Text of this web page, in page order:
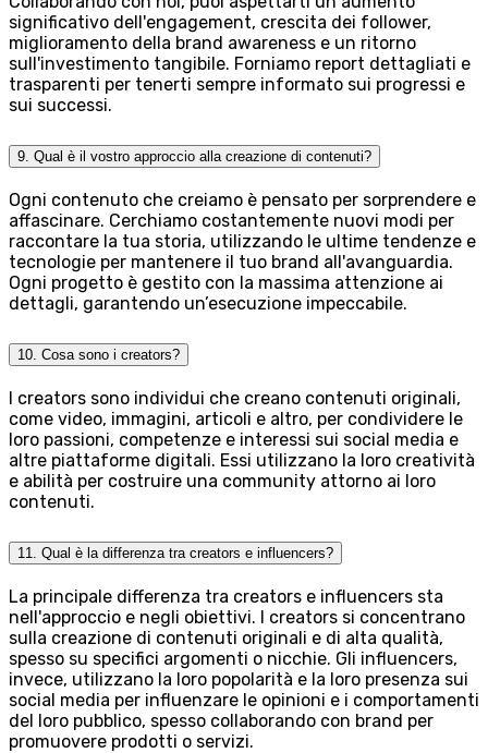
significativo dell'engagement, crescita dei follower,
miglioramento della brand awareness e un ritorno
sull'investimento tangibile. Forniamo report dettagliati e
trasparenti per tenerti sempre informato sui progressi e
sui successi.
9. Qual è il vostro approccio alla creazione di contenuti?
Ogni contenuto che creiamo è pensato per sorprendere e
affascinare. Cerchiamo costantemente nuovi modi per
raccontare la tua storia, utilizzando le ultime tendenze e
tecnologie per mantenere il tuo brand all'avanguardia.
Ogni progetto è gestito con la massima attenzione ai
dettagli, garantendo un’esecuzione impeccabile.
10. Cosa sono i creators?
I creators sono individui che creano contenuti originali,
come video, immagini, articoli e altro, per condividere le
loro passioni, competenze e interessi sui social media e
altre piattaforme digitali. Essi utilizzano la loro creatività
e abilità per costruire una community attorno ai loro
contenuti.
11. Qual è la differenza tra creators e influencers?
La principale differenza tra creators e influencers sta
nell'approccio e negli obiettivi. I creators si concentrano
sulla creazione di contenuti originali e di alta qualità,
spesso su specifici argomenti o nicchie. Gli influencers,
invece, utilizzano la loro popolarità e la loro presenza sui
social media per influenzare le opinioni e i comportamenti
del loro pubblico, spesso collaborando con brand per
promuovere prodotti o servizi.